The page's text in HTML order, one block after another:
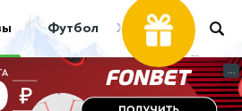
Футбол Хоккей Теннис
Фрибет
30 000 ₽
...
...